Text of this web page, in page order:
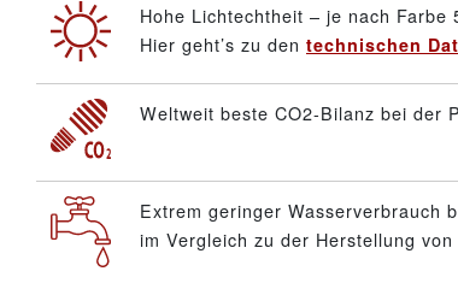
Hohe Lichtechtheit – je nach
Hier geht’s zu den technischen
Weltweit beste CO2-Bilanz bei der
Extrem geringer Wasserverbrauch
im Vergleich zu der Herstellung